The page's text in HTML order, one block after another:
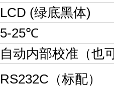
LCD (绿底黑体)
5-25℃
自动内部校准（也
RS232C（标配）